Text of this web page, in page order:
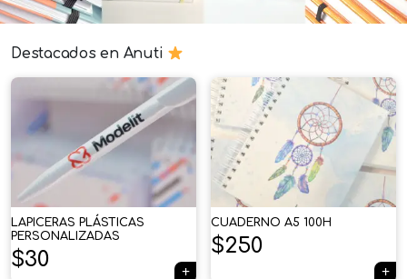
Destacados en Anuti
LAPICERAS PLÁSTICAS
PERSONALIZADAS
$30
CUADERNO A5 100H
$250